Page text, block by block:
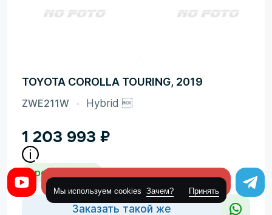
TOYOTA COROLLA TOURING, 2019
ZWE211W Hybrid 
1 203 993 ₽
средняя цена
Заказать такой же
Мы используем cookies Зачем? Принять